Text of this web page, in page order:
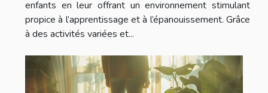
enfants en leur offrant un environnement stimulant
propice à l’apprentissage et à l’épanouissement. Grâce
à des activités variées et...